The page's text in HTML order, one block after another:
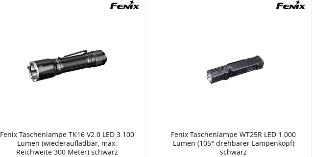
Fenix Taschenlampe TK16 V2.0 LED 3.100
Lumen (wiederaufladbar, max.
Reichweite 300 Meter) schwarz
Fenix Taschenlampe WT25R LED 1.000
Lumen (105° drehbarer Lampenkopf)
schwarz